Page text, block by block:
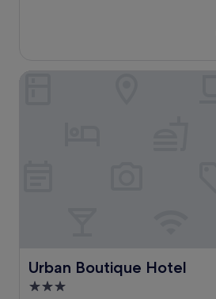
Urban Boutique Hotel
Urban Boutique Hotel
3.0-